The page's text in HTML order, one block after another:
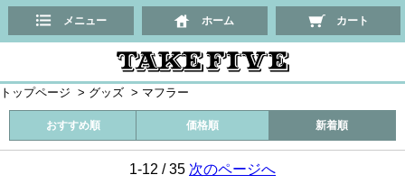
メニュー ホーム カート
トップページ > グッズ > マフラー
おすすめ順 価格順 新着順
1-12 / 35 次のページへ